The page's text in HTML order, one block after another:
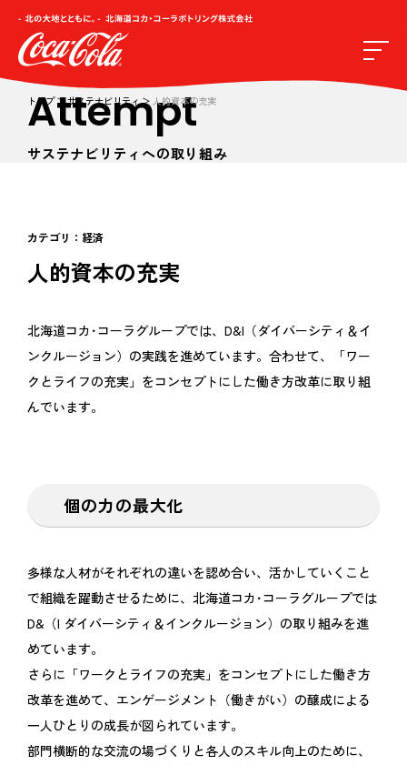
トップ サステナビリティ 人的資本の充実
Attempt
サステナビリティへの取り組み
カテゴリ： 経済
人的資本の充実
北海道コカ･コーラグループでは、D&I（ダイバーシティ＆イ
ンクルージョン）の実践を進めています。合わせて、「ワー
クとライフの充実」をコンセプトにした働き方改革に取り組
んでいます。
個の力の最大化
多様な人材がそれぞれの違いを認め合い、活かしていくこと
で組織を躍動させるために、北海道コカ･コーラグループでは
D&（I ダイバーシティ＆インクルージョン）の取り組みを進
めています。
さらに「ワークとライフの充実」をコンセプトにした働き方
改革を進めて、エンゲージメント（働きがい）の醸成による
一人ひとりの成長が図られています。
部門横断的な交流の場づくりと各人のスキル向上のために、